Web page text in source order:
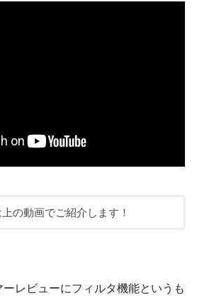
の動画でご紹介します！
レビューにフィルタ機能というも